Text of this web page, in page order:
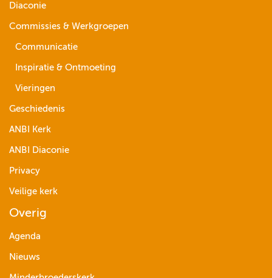
Diaconie
Commissies & Werkgroepen
Communicatie
Inspiratie & Ontmoeting
Vieringen
Geschiedenis
ANBI Kerk
ANBI Diaconie
Privacy
Veilige kerk
Overig
Agenda
Nieuws